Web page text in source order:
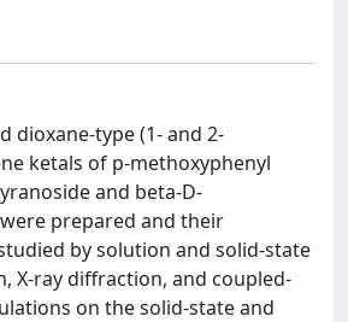
dioxane-type (1- and 2-
ketals of p-methoxyphenyl
and beta-D-
prepared and their
by solution and solid-state
X-ray diffraction, and coupled-
on the solid-state and